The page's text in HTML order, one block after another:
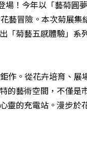
！今年以「藝菊圓夢
藝冒險。本次菊展集
「菊藝五感體驗」系
作。從花卉培育、展
的藝術空間，不僅是
靈的充電站。漫步於